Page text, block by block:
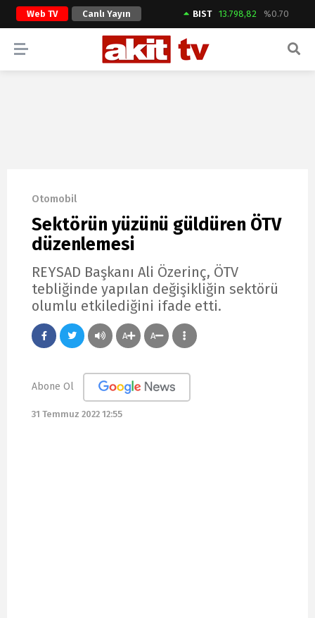
Web TV Canlı Yayın BIST 13.798,82 %0.70
ARAMA YAP
Otomobil
Sektörün yüzünü güldüren ÖTV
düzenlemesi
REYSAD Başkanı Ali Özerinç, ÖTV
tebliğinde yapılan değişikliğin sektörü
olumlu etkilediğini ifade etti.
A A
Abone Ol
31 Temmuz 2022 12:55